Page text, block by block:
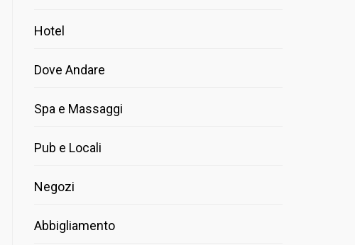
Hotel
Dove Andare
Spa e Massaggi
Pub e Locali
Negozi
Abbigliamento